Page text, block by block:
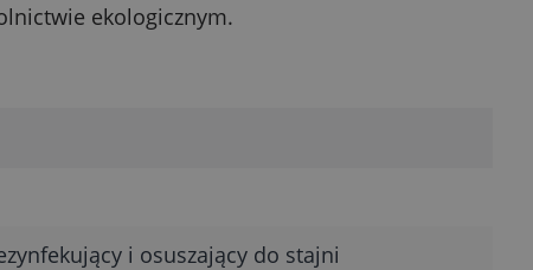
ekologicznym.
i osuszający do stajni